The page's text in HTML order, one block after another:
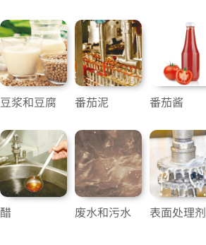
豆浆和豆腐 番茄泥 番茄酱
醋 废水和污水 表面处理剂